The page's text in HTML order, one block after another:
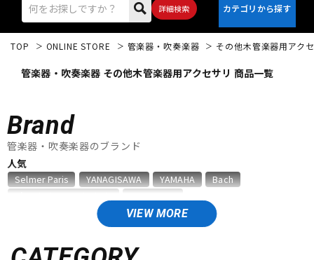
詳細検索
エレキギター
ベース ウクレレ
パーカッション
TOP ONLINE STORE 管楽器・吹奏楽器 その他木管楽器用アク
管楽器・吹奏楽器 その他木管楽器用アクセサリ 商品一覧
Brand
管楽器・吹奏楽器のブランド
VIEW MORE
人気
Selmer Paris YANAGISAWA YAMAHA
Bach
AKAI Al Cass
Alexander Karavaev
Alfred Lupot
ALISYN Anfree